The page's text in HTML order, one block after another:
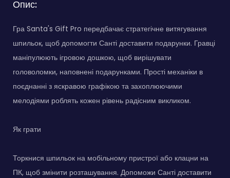
Опис:
Гра Santa's Gift Pro передбачає стратегічне витягування
шпильок, щоб допомогти Санті доставити подарунки. Гравці
маніпулюють ігровою дошкою, щоб вирішувати
головоломки, наповнені подарунками. Прості механіки в
поєднанні з яскравою графікою та захоплюючими
мелодіями роблять кожен рівень радісним викликом.
Як грати
Торкнися шпильок на мобільному пристрої або клацни на
ПК, щоб змінити розташування. Допоможи Санті доставити